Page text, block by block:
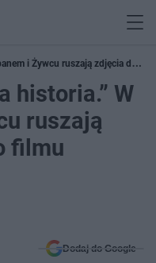
i Żywcu ruszają zdjęcia do
historia.” W
ruszają
filmu
Dodaj do Google